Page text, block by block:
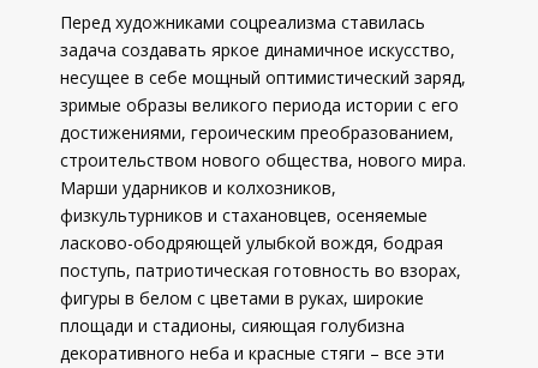
Перед художниками соцреализма ставилась
задача создавать яркое динамичное искусство,
несущее в себе мощный оптимистический заряд,
зримые образы великого периода истории с его
достижениями, героическим преобразованием,
строительством нового общества, нового мира.
Марши ударников и колхозников,
физкультурников и стахановцев, осеняемые
ласково-ободряющей улыбкой вождя, бодрая
поступь, патриотическая готовность во взорах,
фигуры в белом с цветами в руках, широкие
площади и стадионы, сияющая голубизна
декоративного неба и красные стяги – все эти